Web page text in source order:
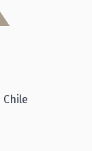
Chile